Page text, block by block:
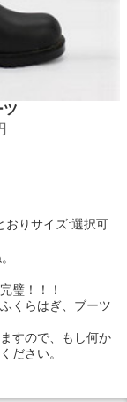
ツ
おりサイズ:選択可
璧！！！
くらはぎ、ブーツ
すので、もし何か
ださい。